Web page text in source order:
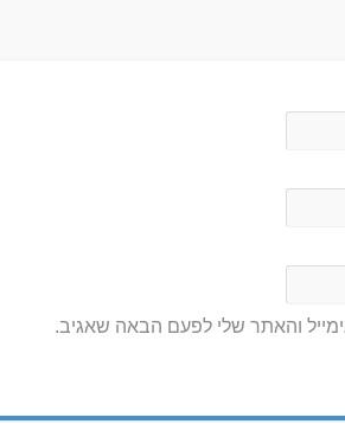
והאתר שלי לפעם הבאה שאגיב.